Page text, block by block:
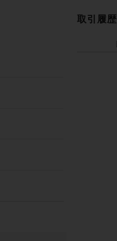
取引履歴